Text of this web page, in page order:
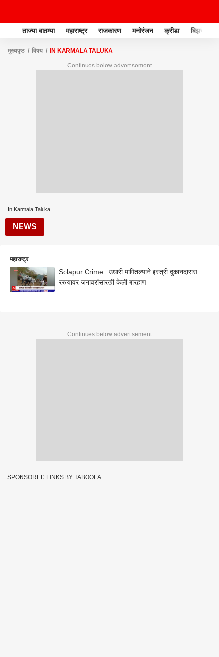
ताज्या बातम्या महाराष्ट्र राजकारण मनोरंजन क्रीडा बिझनेस
मुख्यपृष्ठ विषय IN KARMALA TALUKA
Continues below advertisement
In Karmala Taluka
NEWS
महाराष्ट्र
Solapur Crime : उधारी मागितल्याने इस्त्री दुकानदारास
रस्त्यावर जनावरांसारखी केली मारहाण
Continues below advertisement
SPONSORED LINKS BY TABOOLA